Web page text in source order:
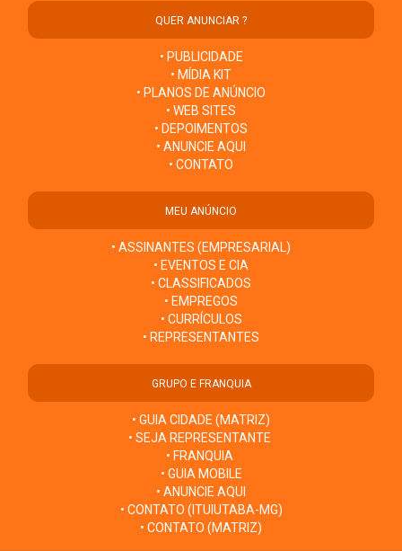
QUER ANUNCIAR ?
• PUBLICIDADE
• MÍDIA KIT
• PLANOS DE ANÚNCIO
• WEB SITES
• DEPOIMENTOS
• ANUNCIE AQUI
• CONTATO
MEU ANÚNCIO
• ASSINANTES (EMPRESARIAL)
• EVENTOS E CIA
• CLASSIFICADOS
• EMPREGOS
• CURRÍCULOS
• REPRESENTANTES
GRUPO E FRANQUIA
• GUIA CIDADE (MATRIZ)
• SEJA REPRESENTANTE
• FRANQUIA
• GUIA MOBILE
• ANUNCIE AQUI
• CONTATO (ITUIUTABA-MG)
• CONTATO (MATRIZ)